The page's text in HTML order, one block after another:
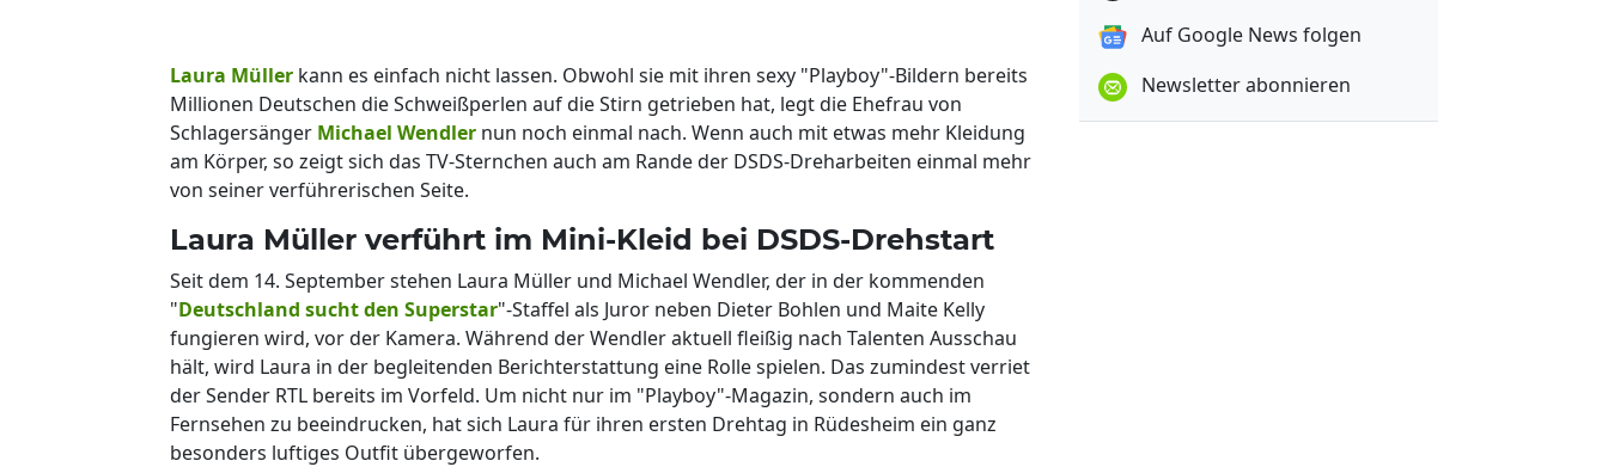
Laura Müller kann es einfach nicht lassen. Obwohl sie mit ihren sexy "Playboy"-Bildern bereits
Millionen Deutschen die Schweißperlen auf die Stirn getrieben hat, legt die Ehefrau von
Schlagersänger Michael Wendler nun noch einmal nach. Wenn auch mit etwas mehr Kleidung
am Körper, so zeigt sich das TV-Sternchen auch am Rande der DSDS-Dreharbeiten einmal mehr
von seiner verführerischen Seite.
Laura Müller verführt im Mini-Kleid bei DSDS-Drehstart
Seit dem 14. September stehen Laura Müller und Michael Wendler, der in der kommenden
"Deutschland sucht den Superstar"-Staffel als Juror neben Dieter Bohlen und Maite Kelly
fungieren wird, vor der Kamera. Während der Wendler aktuell fleißig nach Talenten Ausschau
hält, wird Laura in der begleitenden Berichterstattung eine Rolle spielen. Das zumindest verriet
der Sender RTL bereits im Vorfeld. Um nicht nur im "Playboy"-Magazin, sondern auch im
Fernsehen zu beeindrucken, hat sich Laura für ihren ersten Drehtag in Rüdesheim ein ganz
besonders luftiges Outfit übergeworfen.
Auf Google News folgen
Newsletter abonnieren